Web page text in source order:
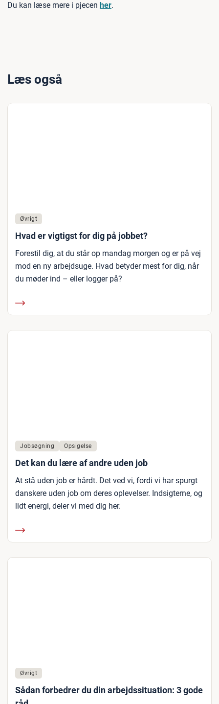
Du kan læse mere i pjecen her.
Læs også
Øvrigt
Hvad er vigtigst for dig på jobbet?
Forestil dig, at du står op mandag morgen og er på vej
mod en ny arbejdsuge. Hvad betyder mest for dig, når
du møder ind – eller logger på?
Jobsøgning Opsigelse
Det kan du lære af andre uden job
At stå uden job er hårdt. Det ved vi, fordi vi har spurgt
danskere uden job om deres oplevelser. Indsigterne, og
lidt energi, deler vi med dig her.
Øvrigt
Sådan forbedrer du din arbejdssituation: 3 gode